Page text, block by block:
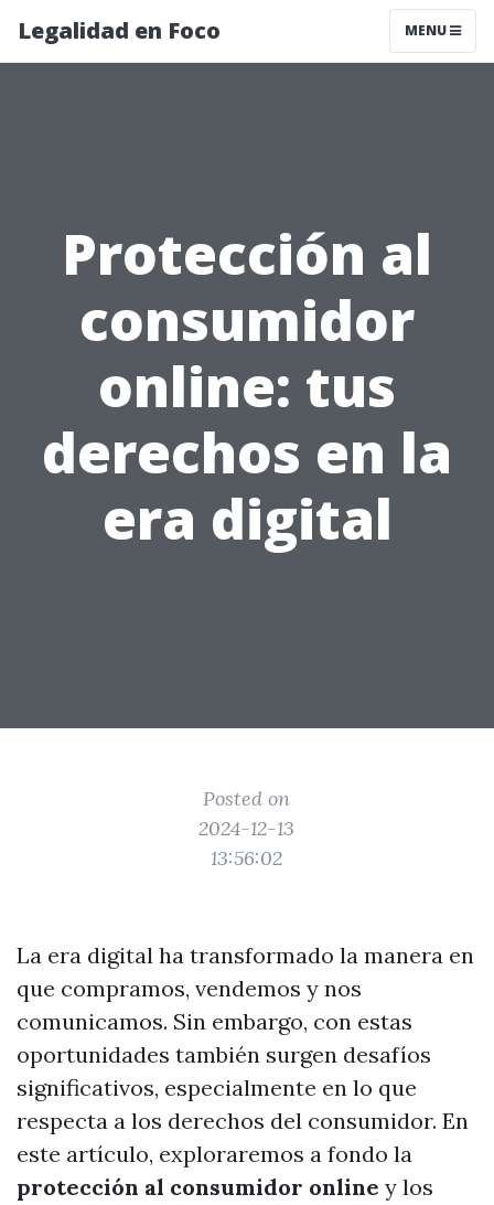
Legalidad en Foco MENU
Protección al
consumidor
online: tus
derechos en la
era digital
Posted on
2024-12-13
13:56:02
La era digital ha transformado la manera en
que compramos, vendemos y nos
comunicamos. Sin embargo, con estas
oportunidades también surgen desafíos
significativos, especialmente en lo que
respecta a los derechos del consumidor. En
este artículo, exploraremos a fondo la
protección al consumidor online y los